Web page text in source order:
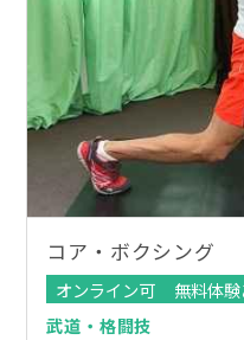
コア・ボクシング
オンライン可
無料体験
武道・格闘技